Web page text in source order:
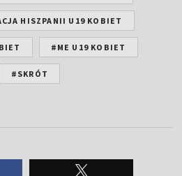
HISZPANII U19 KOBIET
#ME U19 KOBIET
#SKRÓT